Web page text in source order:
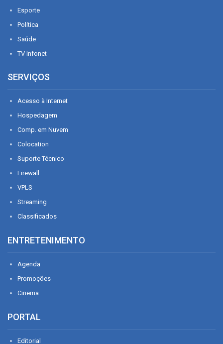
Esporte
Política
Saúde
TV Infonet
SERVIÇOS
Acesso à Internet
Hospedagem
Comp. em Nuvem
Colocation
Suporte Técnico
Firewall
VPLS
Streaming
Classificados
ENTRETENIMENTO
Agenda
Promoções
Cinema
PORTAL
Editorial